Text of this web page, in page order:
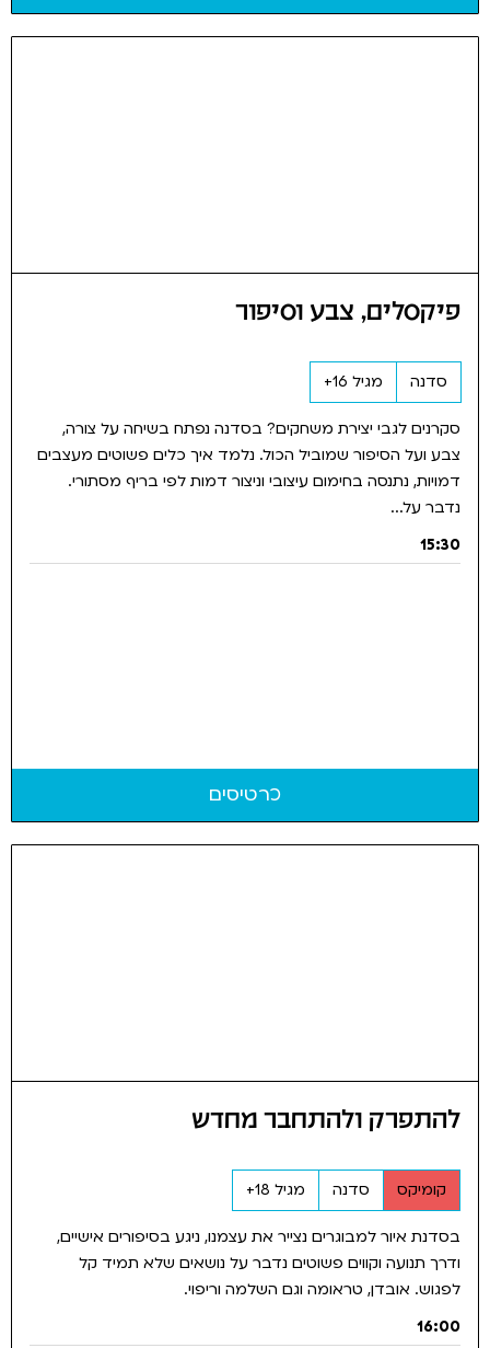
פיקסלים, צבע וסיפור
סדנה מגיל 16+
סקרנים לגבי יצירת משחקים? בסדנה נפתח בשיחה על צורה,
צבע ועל הסיפור שמוביל הכול. נלמד איך כלים פשוטים מעצבים
דמויות, נתנסה בחימום עיצובי וניצור דמות לפי בריף מסתורי.
נדבר על...
15:30
כרטיסים
להתפרק ולהתחבר מחדש
קומיקס סדנה מגיל 18+
בסדנת איור למבוגרים נצייר את עצמנו, ניגע בסיפורים אישיים,
ודרך תנועה וקווים פשוטים נדבר על נושאים שלא תמיד קל
לפגוש. אובדן, טראומה וגם השלמה וריפוי.
16:00